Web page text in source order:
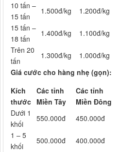
10 tấn –
15 tấn
1.500đ/kg 1.200đ/kg
15 tấn –
18 tấn
1.400đ/kg 1.100đ/kg
Trên 20
tấn
1.300đ/kg 1.000đ/kg
Giá cước cho hàng nhẹ (gọn):
Kích
thước
Các tỉnh
Miền Tây
Các tỉnh
Miền Đông
Dưới 1
khối
550.000đ 450.000đ
1 – 5
khối
500.000đ 400.000đ